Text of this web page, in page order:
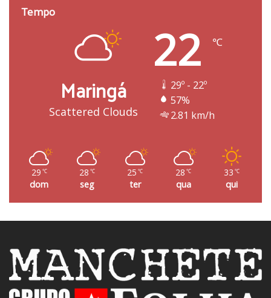
Tempo
Maringá
Scattered Clouds
22 ℃
29º - 22º
57%
2.81 km/h
29 ℃
dom
28 ℃
seg
25 ℃
ter
28 ℃
qua
33 ℃
qui